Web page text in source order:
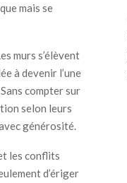
mais se
murs s’élèvent
à devenir l’une
compter sur
selon leurs
générosité.
les conflits
d’ériger